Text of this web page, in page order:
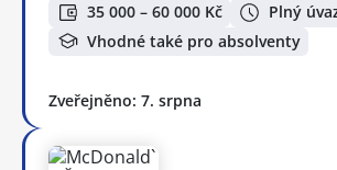
35 000 – 60 000 Kč
Plný
Vhodné také pro absolventy
Zveřejněno: 7. srpna